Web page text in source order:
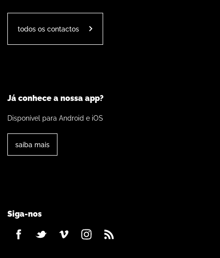
todos os contactos
Já conhece a nossa app?
Disponível para Android e iOS
saiba mais
Siga-nos